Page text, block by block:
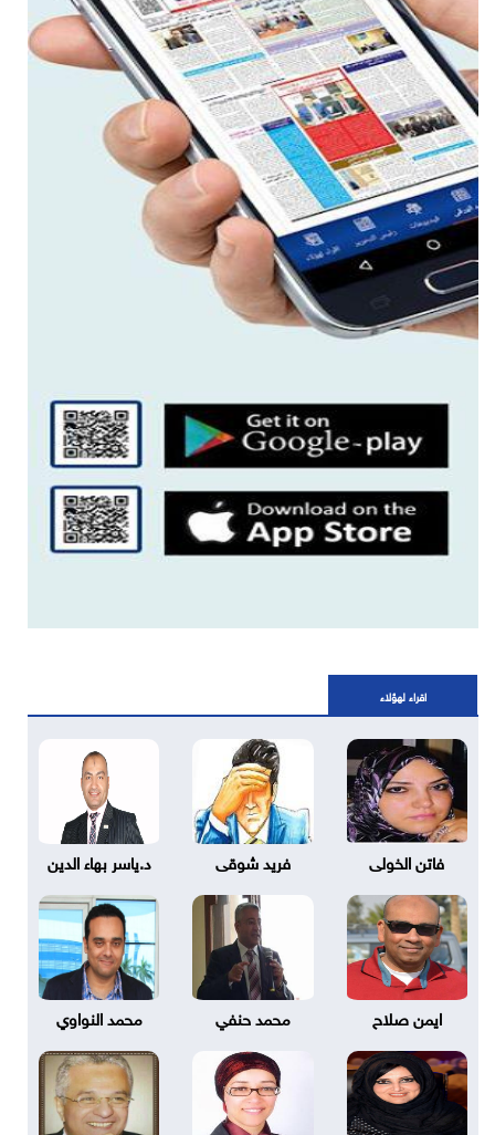
اقراء لهؤلاء
فاتن الخولى فريد شوقى د.ياسر بهاء الدين
ايمن صلاح محمد حنفي محمد النواوي